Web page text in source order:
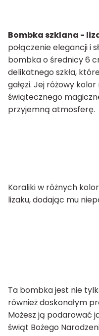
Bombka szklana -
połączenie elegancji i
bombka o średnicy 6
delikatnego szkła,
gałęzi. Jej różowy
świątecznego
przyjemną atmosferę.
Koraliki w różnych
lizaku, dodając mu
Ta bombka jest nie
również doskonałym
Możesz ją podarować
świąt Bożego